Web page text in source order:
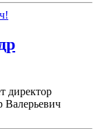
директор
Валерьевич